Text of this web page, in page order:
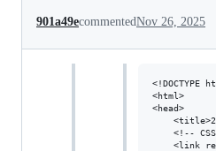
901a49ecommentedNov 26, 2025
<!DOCTYPE
<html>
<head>
<!--
<link